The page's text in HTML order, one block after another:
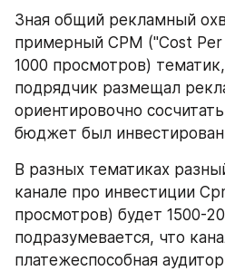
Зная общий рекламный
примерный CPM ("Cost
1000 просмотров)
подрядчик размещал
ориентировочно
бюджет был
В разных тематиках
канале про инвестиции
просмотров) будет 1500-
подразумевается, что
платежеспособная